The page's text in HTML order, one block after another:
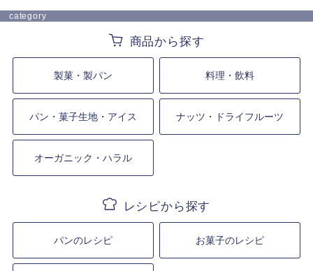
category
製菓・製パン 料理・飲料
パン・菓子生地・アイス ナッツ・ドライフルーツ
オーガニック・ハラル
パンのレシピ お菓子のレシピ